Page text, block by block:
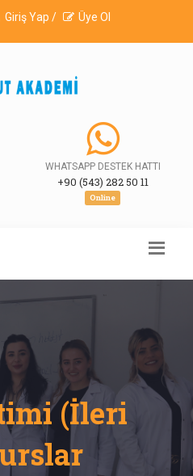
Giriş Yap / Üye Ol
WHATSAPP DESTEK HATTI
+90 (543) 282 50 11
Online
(İleri